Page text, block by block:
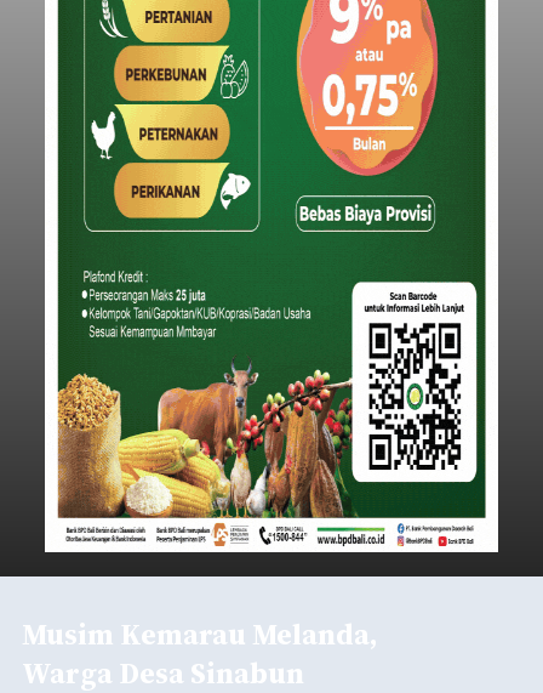
Musim Kemarau Melanda,
Warga Desa Sinabun